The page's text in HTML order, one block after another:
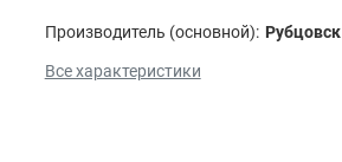
Производитель (основной): Рубцовск
Все характеристики